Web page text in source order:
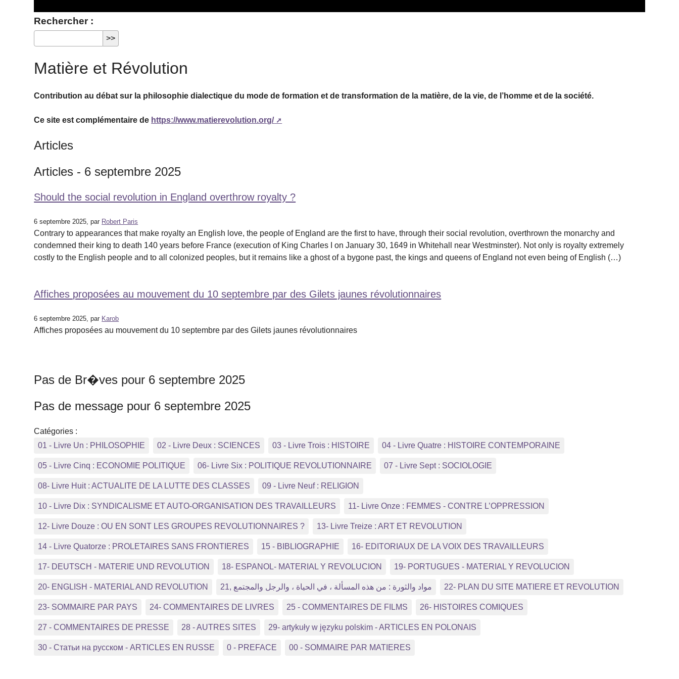
Rechercher :
Matière et Révolution
Contribution au débat sur la philosophie dialectique du mode de formation et de transformation de la matière, de la vie, de l’homme et de la société.
Ce site est complémentaire de https://www.matierevolution.org/
Articles
Articles - 6 septembre 2025
Should the social revolution in England overthrow royalty ?
6 septembre 2025, par Robert Paris
Contrary to appearances that make royalty an English love, the people of England are the first to have, through their social revolution, overthrown the monarchy and
condemned their king to death 140 years before France (execution of King Charles I on January 30, 1649 in Whitehall near Westminster). Not only is royalty extremely
costly to the English people and to all colonized peoples, but it remains like a ghost of a bygone past, the kings and queens of England not even being of English (…)
Affiches proposées au mouvement du 10 septembre par des Gilets jaunes révolutionnaires
6 septembre 2025, par Karob
Affiches proposées au mouvement du 10 septembre par des Gilets jaunes révolutionnaires
Pas de Br�ves pour 6 septembre 2025
Pas de message pour 6 septembre 2025
Catégories :
01 - Livre Un : PHILOSOPHIE
02 - Livre Deux : SCIENCES 03 - Livre Trois : HISTOIRE 04 - Livre Quatre : HISTOIRE CONTEMPORAINE
05 - Livre Cinq : ECONOMIE POLITIQUE 06- Livre Six : POLITIQUE REVOLUTIONNAIRE 07 - Livre Sept : SOCIOLOGIE
08- Livre Huit : ACTUALITE DE LA LUTTE DES CLASSES 09 - Livre Neuf : RELIGION
10 - Livre Dix : SYNDICALISME ET AUTO-ORGANISATION DES TRAVAILLEURS 11- Livre Onze : FEMMES - CONTRE L’OPPRESSION
12- Livre Douze : OU EN SONT LES GROUPES REVOLUTIONNAIRES ? 13- Livre Treize : ART ET REVOLUTION
14 - Livre Quatorze : PROLETAIRES SANS FRONTIERES 15 - BIBLIOGRAPHIE 16- EDITORIAUX DE LA VOIX DES TRAVAILLEURS
17- DEUTSCH - MATERIE UND REVOLUTION 18- ESPANOL- MATERIAL Y REVOLUCION 19- PORTUGUES - MATERIAL Y REVOLUCION
20- ENGLISH - MATERIAL AND REVOLUTION 21, مواد والثورة : من هذه المسألة ، في الحياة ، والرجل والمجتمع 22- PLAN DU SITE MATIERE ET REVOLUTION
23- SOMMAIRE PAR PAYS 24- COMMENTAIRES DE LIVRES 25 - COMMENTAIRES DE FILMS 26- HISTOIRES COMIQUES
27 - COMMENTAIRES DE PRESSE 28 - AUTRES SITES 29- artykuły w języku polskim - ARTICLES EN POLONAIS
30 - Статьи на русском - ARTICLES EN RUSSE 0 - PREFACE 00 - SOMMAIRE PAR MATIERES